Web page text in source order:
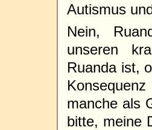
Autismus
Nein,
unseren
Ruanda ist,
manche als
bitte, meine